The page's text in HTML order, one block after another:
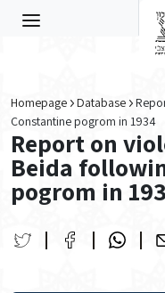
Homepage Database
Constantine pogrom in 1934
Report on
Beida
pogrom in